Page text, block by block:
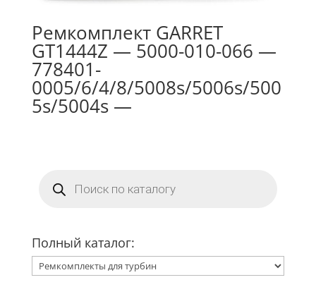
Ремкомплект GARRET
GT1444Z — 5000-010-066 —
778401-
0005/6/4/8/5008s/5006s/500
5s/5004s —
товаров
Полный каталог: